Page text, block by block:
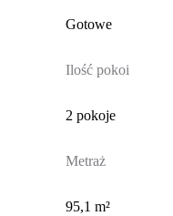
Gotowe
Ilość pokoi
2 pokoje
Metraż
95,1 m²